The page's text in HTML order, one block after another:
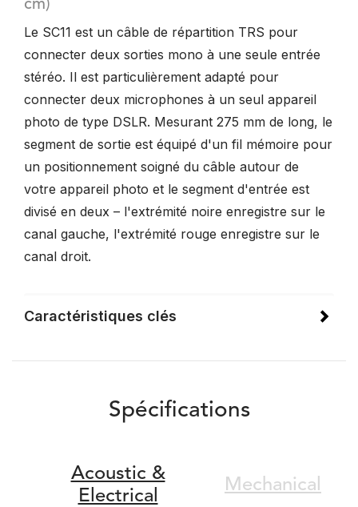
cm)
Le SC11 est un câble de répartition TRS pour
connecter deux sorties mono à une seule entrée
stéréo. Il est particulièrement adapté pour
connecter deux microphones à un seul appareil
photo de type DSLR. Mesurant 275 mm de long, le
segment de sortie est équipé d'un fil mémoire pour
un positionnement soigné du câble autour de
votre appareil photo et le segment d'entrée est
divisé en deux – l'extrémité noire enregistre sur le
canal gauche, l'extrémité rouge enregistre sur le
canal droit.
Caractéristiques clés
Spécifications
Acoustic &
Electrical
Mechanical